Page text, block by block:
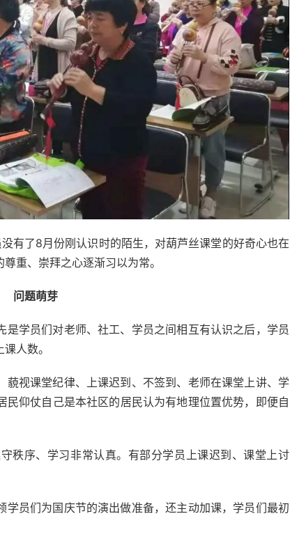
有了8月份刚认识时的陌生，对葫芦丝课堂的好奇心也在
重、崇拜之心逐渐习以为常。
问题萌芽
学员们对老师、社工、学员之间相互有认识之后，学员
人数。
视课堂纪律、上课迟到、不签到、老师在课堂上讲、学
仰仗自己是本社区的居民认为有地理位置优势，即便自
秩序、学习非常认真。有部分学员上课迟到、课堂上讨
员们为国庆节的演出做准备，还主动加课，学员们最初